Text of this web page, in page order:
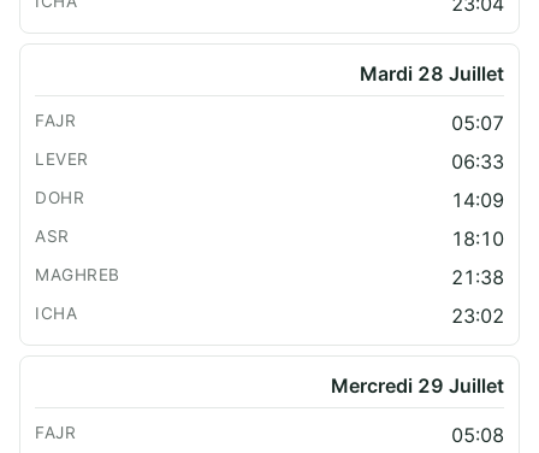
Mardi 28 Juillet
05:07
06:33
14:09
18:10
21:38
23:02
Mercredi 29 Juillet
05:08